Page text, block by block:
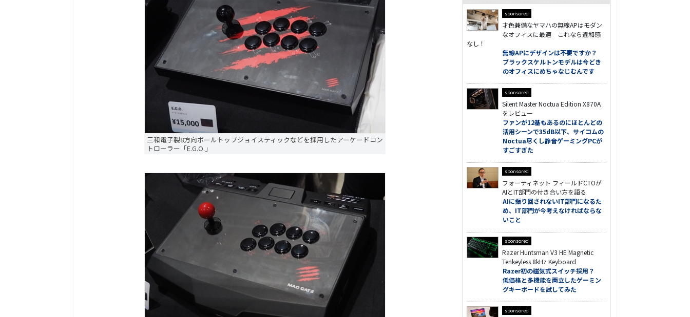
三和電子製8方向ボールトップジョイスティックなどを採用したアーケードコン
トローラー「E.G.O.」
sponsored
才色兼備なヤマハの無線APはモダン
なオフィスに最適 これなら違和感
なし！
無線APにデザインは不要ですか？
ブラックスケルトンモデルは今どき
のオフィスにめちゃなじむんです
sponsored
Silent Master Noctua Edition X870A
をレビュー
ファンが12基もあるのにほとんどの
活用シーンで35dB以下、サイコムの
Noctua尽くし静音ゲーミングPCが
すごすぎた
sponsored
フォーティネット フィールドCTOが
AIとIT部門の付き合い方を語る
AIに振り回されないIT部門になるた
め、IT部門が今考えなければならな
いこと
sponsored
Razer Huntsman V3 HE Magnetic
Tenkeyless 8kHz Keyboard
Razer初の磁気式スイッチ採用？
低価格と多機能を両立したゲーミン
グキーボードを試してみた
sponsored